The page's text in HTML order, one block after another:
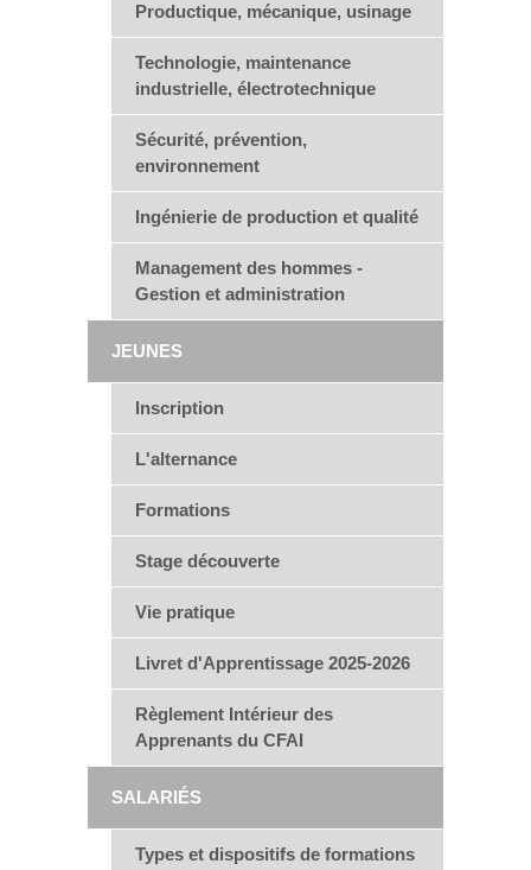
Productique, mécanique, usinage
Technologie, maintenance
industrielle, électrotechnique
Sécurité, prévention,
environnement
Ingénierie de production et qualité
Management des hommes -
Gestion et administration
JEUNES
Inscription
L'alternance
Formations
Stage découverte
Vie pratique
Livret d'Apprentissage 2025-2026
Règlement Intérieur des
Apprenants du CFAI
SALARIÉS
Types et dispositifs de formations